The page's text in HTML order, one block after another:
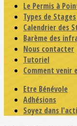
Le Permis à
Types de Stages
Calendrier des
Barème des
Nous contacter
Tutoriel
Comment venir
Etre Bénévole
Adhésions
Soyez dans